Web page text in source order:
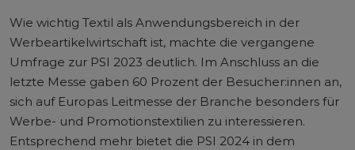
Wie wichtig Textil als Anwendungsbereich in der
Werbeartikelwirtschaft ist, machte die vergangene
Umfrage zur PSI 2023 deutlich. Im Anschluss an die
letzte Messe gaben 60 Prozent der Besucher:innen an,
sich auf Europas Leitmesse der Branche besonders für
Werbe- und Promotionstextilien zu interessieren.
Entsprechend mehr bietet die PSI 2024 in dem